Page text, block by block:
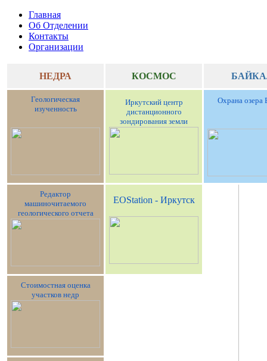
Главная
Об Отделении
Контакты
Организации
НЕДРА КОСМОС
Геологическая
изученность
Иркутский центр
дистанционного
зондирования земли
Охрана озера
Редактор
машиночитаемого
геологического отчета
EOStation - Иркутск
Стоимостная оценка
участков недр